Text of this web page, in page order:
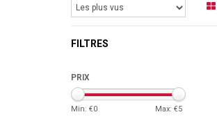
FILTRES
PRIX
Min: €0 Max: €5